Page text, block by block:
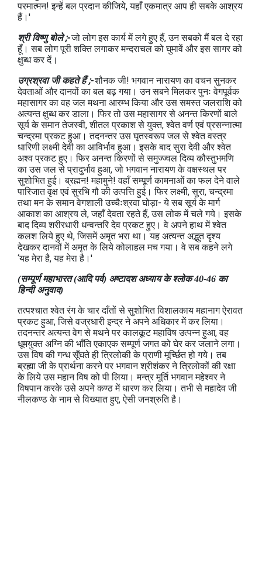
परमात्मन! इन्हें बल प्रदान कीजिये, यहाँ एकमात्र आप ही सबके आश्रय
हैं।'
श्री विष्णु बोले ;-जो लोग इस कार्य में लगे हुए हैं, उन सबको मैं बल दे रहा
हूँ। सब लोग पूरी शक्ति लगाकर मन्दराचल को घुमावें और इस सागर को
क्षुब्ध कर दें।
उग्रश्रवा जी कहते हैं ;-शौनक जी! भगवान नारायण का वचन सुनकर
देवताओं और दानवों का बल बढ़ गया। उन सबने मिलकर पुनः वेगपूर्वक
महासागर का वह जल मथना आरम्भ किया और उस समस्त जलराशि को
अत्यन्त क्षुब्ध कर डाला। फिर तो उस महासागर से अनन्त किरणों बाले
सूर्य के समान तेजस्वी, शीतल प्रकाश से युक्त, श्वेत वर्ण एवं प्रसन्नात्मा
चन्द्रमा प्रकट हुआ। तदनन्तर उस घृतस्वरूप जल से श्वेत वस्त्र
धारिणी लक्ष्मी देवी का आविर्भाव हुआ। इसके बाद सुरा देवी और श्वेत
अश्व प्रकट हुए। फिर अनन्त किरणों से समुज्ज्वल दिव्य कौस्तुभमणि
का उस जल से प्रादुर्भाव हुआ, जो भगवान नारायण के वक्षस्थल पर
सुशोभित हुई। ब्रह्मन! महामुने! वहाँ सम्पूर्ण कामनाओं का फल देने वाले
पारिजात वृक्ष एवं सुरभि गौ की उत्पत्ति हुई। फिर लक्ष्मी, सुरा, चन्द्रमा
तथा मन के समान वेगशाली उच्चैःश्रवा घोड़ा- ये सब सूर्य के मार्ग
आकाश का आश्रय ले, जहाँ देवता रहते हैं, उस लोक में चले गये। इसके
बाद दिव्य शरीरधारी धन्वन्तरि देव प्रकट हुए। वे अपने हाथ में श्वेत
कलश लिये हुए थे, जिसमें अमृत भरा था। यह अत्यन्त अद्भुत दृश्य
देखकर दानवों में अमृत के लिये कोलाहल मच गया। वे सब कहने लगे
‘यह मेरा है, यह मेरा है।'
(सम्पूर्ण महाभारत (आदि पर्व) अष्टादश अध्‍याय के श्लोक 40-46 का
हिन्दी अनुवाद)
तत्पश्चात श्वेत रंग के चार दाँतों से सुशोभित विशालकाय महानाग ऐरावत
प्रकट हुआ, जिसे वज्रधारी इन्द्र ने अपने अधिकार में कर लिया।
तदनन्तर अत्यन्त वेग से मथने पर कालकूट महाविष उत्पन्न हुआ, वह
धूमयुक्त अग्नि की भाँति एकाएक सम्पूर्ण जगत को घेर कर जलाने लगा।
उस विष की गन्ध सूँघते ही त्रिलोकी के प्राणी मूर्च्छित हो गये। तब
ब्रह्मा जी के प्रार्थना करने पर भगवान श्रीशंकर ने त्रिलोकों की रक्षा
के लिये उस महान विष को पी लिया। मन्त्र मूर्ति भगवान महेश्वर ने
विषपान करके उसे अपने कण्ठ में धारण कर लिया। तभी से महादेव जी
नीलकण्ठ के नाम से विख्यात हुए, ऐसी जनश्रुति है।